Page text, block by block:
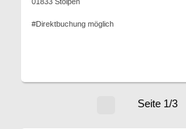
#Direktbuchung möglich
Seite 1/3